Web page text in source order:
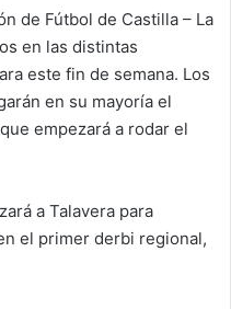
de Fútbol de Castilla – La
en las distintas
este fin de semana. Los
en su mayoría el
empezará a rodar el
a Talavera para
el primer derbi regional,